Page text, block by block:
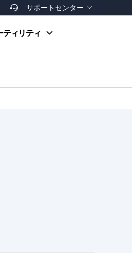
 サポートセンター 
お支払い方法
ティリティ